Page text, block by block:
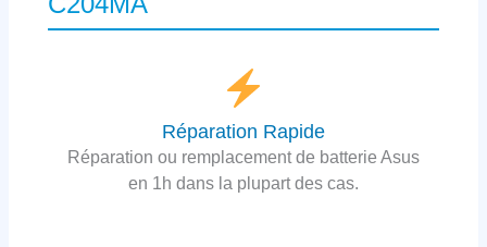
Réparation Rapide
Réparation ou remplacement de batterie Asus
en 1h dans la plupart des cas.